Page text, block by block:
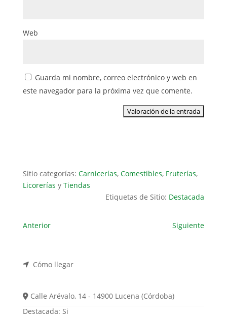
Web
Guarda mi nombre, correo electrónico y web en
este navegador para la próxima vez que comente.
Sitio categorías: Carnicerías, Comestibles, Fruterías,
Licorerías y Tiendas
Etiquetas de Sitio: Destacada
Anterior Siguiente
Cómo llegar
Calle Arévalo, 14 - 14900 Lucena (Córdoba)
Destacada:Si